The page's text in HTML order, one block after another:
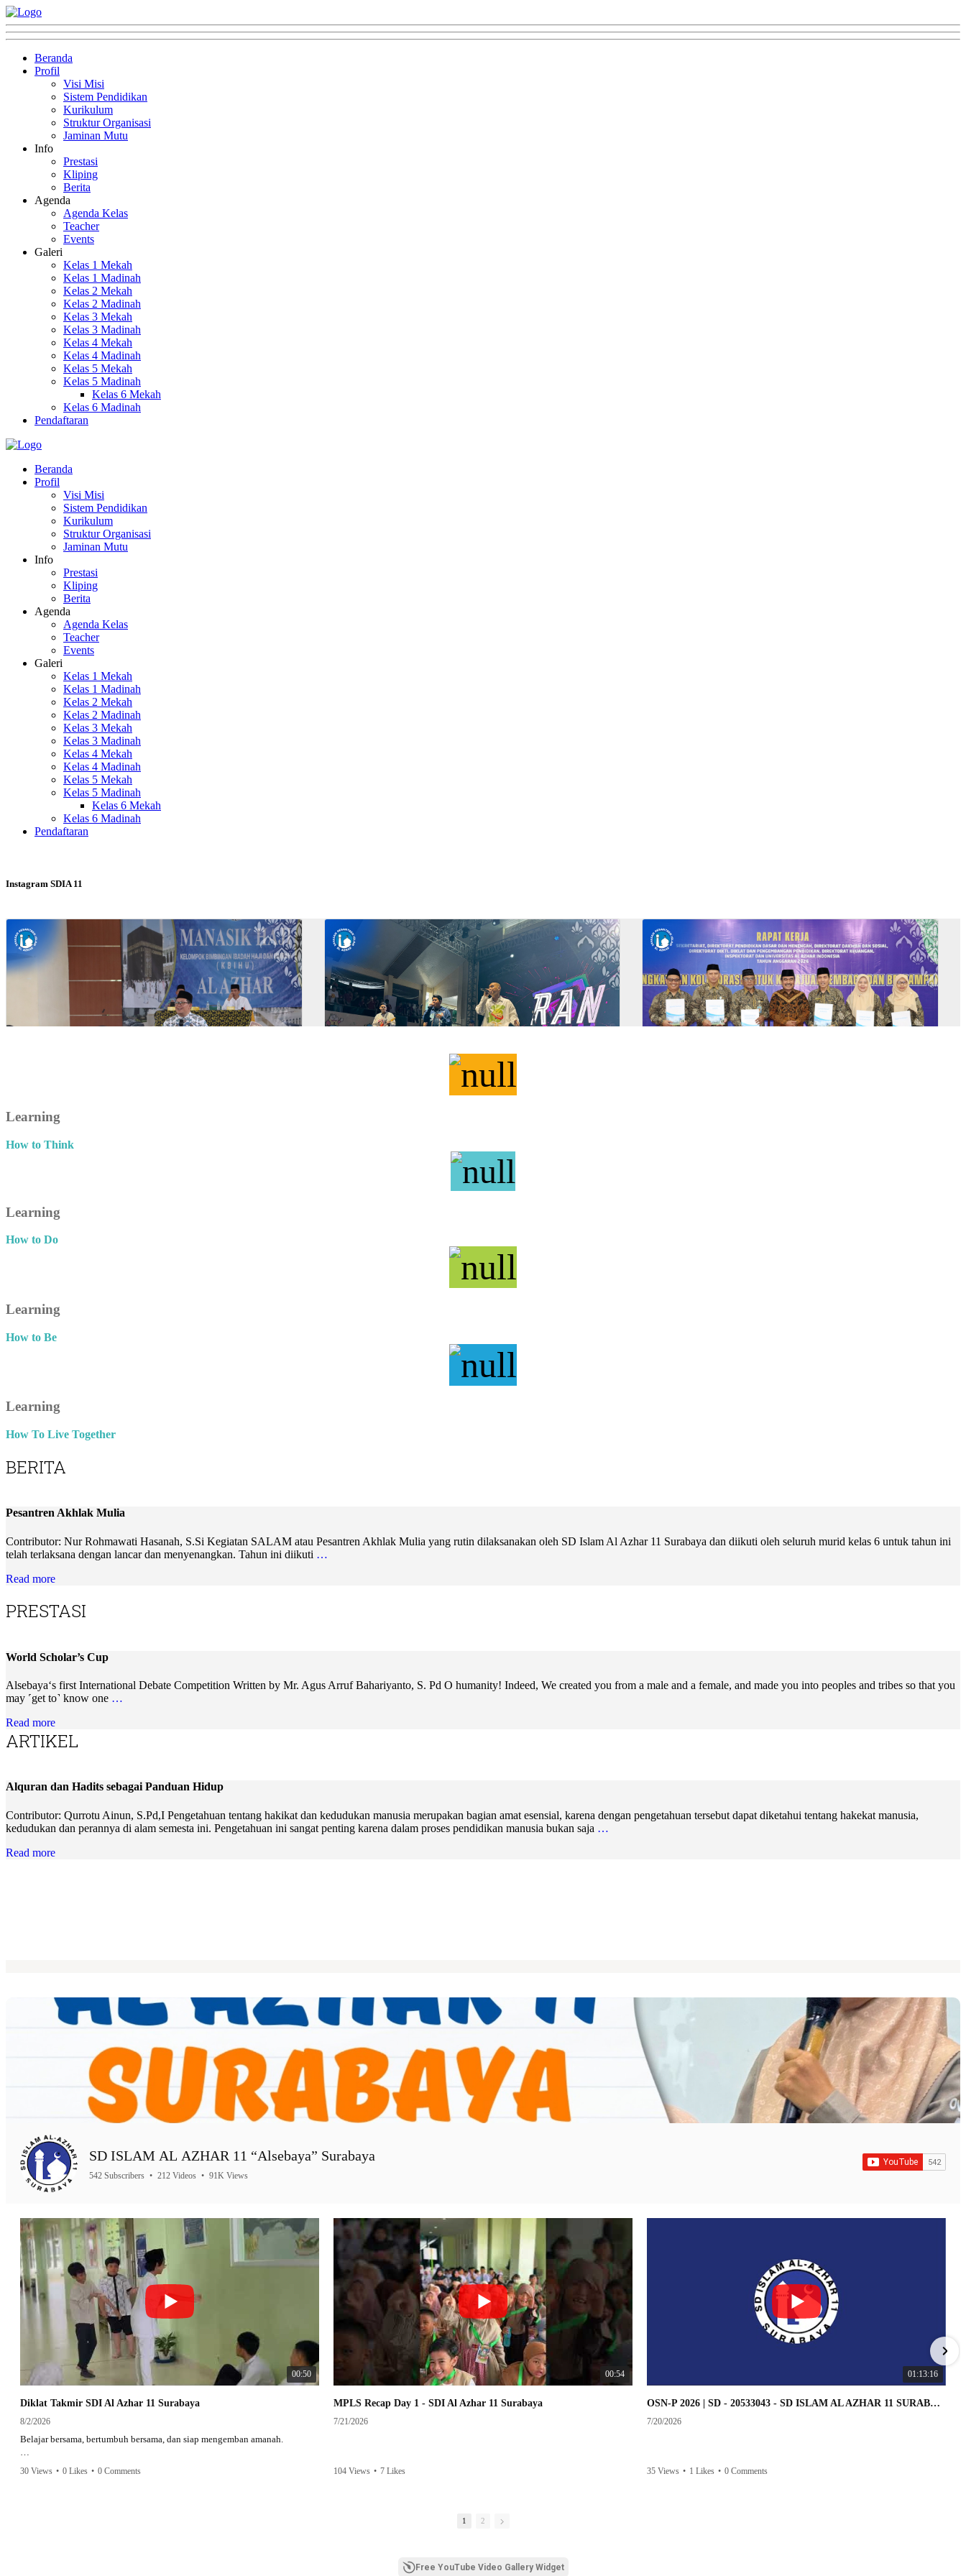
Beranda
Profil
Visi Misi
Sistem Pendidikan
Kurikulum
Struktur Organisasi
Jaminan Mutu
Info
Prestasi
Kliping
Berita
Agenda
Agenda Kelas
Teacher
Events
Galeri
Kelas 1 Mekah
Kelas 1 Madinah
Kelas 2 Mekah
Kelas 2 Madinah
Kelas 3 Mekah
Kelas 3 Madinah
Kelas 4 Mekah
Kelas 4 Madinah
Kelas 5 Mekah
Kelas 5 Madinah
Kelas 6 Mekah
Kelas 6 Madinah
Pendaftaran
Beranda
Profil
Visi Misi
Sistem Pendidikan
Kurikulum
Struktur Organisasi
Jaminan Mutu
Info
Prestasi
Kliping
Berita
Agenda
Agenda Kelas
Teacher
Events
Galeri
Kelas 1 Mekah
Kelas 1 Madinah
Kelas 2 Mekah
Kelas 2 Madinah
Kelas 3 Mekah
Kelas 3 Madinah
Kelas 4 Mekah
Kelas 4 Madinah
Kelas 5 Mekah
Kelas 5 Madinah
Kelas 6 Mekah
Kelas 6 Madinah
Pendaftaran
Instagram SDIA 11
Learning
How to Think
Learning
How to Do
Learning
How to Be
Learning
How To Live Together
BERITA
Pesantren Akhlak Mulia
Contributor: Nur Rohmawati Hasanah, S.Si Kegiatan SALAM atau Pesantren Akhlak Mulia yang rutin dilaksanakan oleh SD Islam Al Azhar 11 Surabaya dan diikuti oleh seluruh murid kelas 6 untuk tahun ini
telah terlaksana dengan lancar dan menyenangkan. Tahun ini diikuti …
Read more
PRESTASI
World Scholar’s Cup
Alsebaya‘s first International Debate Competition Written by Mr. Agus Arruf Bahariyanto, S. Pd O humanity! Indeed, We created you from a male and a female, and made you into peoples and tribes so that you
may ˹get to˺ know one …
Read more
ARTIKEL
Alquran dan Hadits sebagai Panduan Hidup
Contributor: Qurrotu Ainun, S.Pd,I Pengetahuan tentang hakikat dan kedudukan manusia merupakan bagian amat esensial, karena dengan pengetahuan tersebut dapat diketahui tentang hakekat manusia,
kedudukan dan perannya di alam semesta ini. Pengetahuan ini sangat penting karena dalam proses pendidikan manusia bukan saja …
Read more
SD ISLAM AL AZHAR 11 “Alsebaya” Surabaya
542 Subscribers • 212 Videos • 91K Views
00:50
Diklat Takmir SDI Al Azhar 11 Surabaya
8/2/2026
Belajar bersama, bertumbuh bersama, dan siap mengemban amanah.
30 Views • 0 Likes • 0 Comments
00:54
MPLS Recap Day 1 - SDI Al Azhar 11 Surabaya
7/21/2026
104 Views • 7 Likes
01:13:16
OSN-P 2026 | SD - 20533043 - SD ISLAM AL AZHAR 11 SURABAYA | IPA
7/20/2026
35 Views • 1 Likes • 0 Comments
1 2
Free YouTube Video Gallery Widget